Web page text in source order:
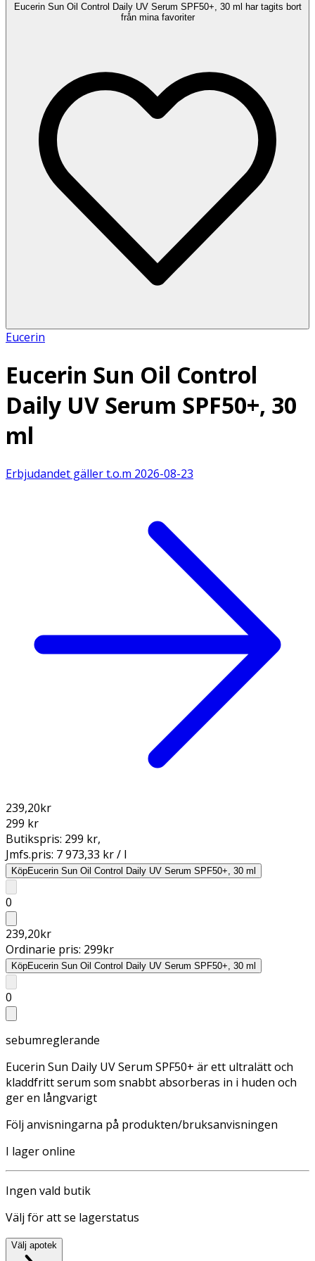
Eucerin Sun Oil Control Daily UV Serum SPF50+, 30 ml har tagits bort
från mina favoriter
Eucerin
Eucerin Sun Oil Control
Daily UV Serum SPF50+, 30
ml
Erbjudandet gäller t.o.m 2026-08-23
239,20kr
299 kr
Butikspris: 299 kr,
Jmfs.pris: 7 973,33 kr / l
KöpEucerin Sun Oil Control Daily UV Serum SPF50+, 30 ml
0
239,20kr
Ordinarie pris: 299kr
KöpEucerin Sun Oil Control Daily UV Serum SPF50+, 30 ml
0
sebumreglerande
Eucerin Sun Daily UV Serum SPF50+ är ett ultralätt och
kladdfritt serum som snabbt absorberas in i huden och
ger en långvarigt
Följ anvisningarna på produkten/bruksanvisningen
I lager online
Ingen vald butik
Välj för att se lagerstatus
Välj apotek